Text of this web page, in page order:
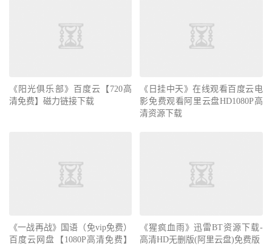
《阳光俱乐部》百度云【720高
清免费】磁力链接下载
《日挂中天》在线观看百度云电
影免费观看阿里云盘HD1080P高
清资源下载
《一战再战》国语（免vip免费）
百度云网盘【1080P高清免费】
《猩疯血雨》迅雷BT资源下载-
高清HD无删版(阿里云盘)免费版